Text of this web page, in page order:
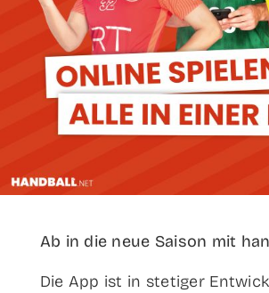
Ab in die neue Sai­son mit
Die App ist in ste­ti­ger